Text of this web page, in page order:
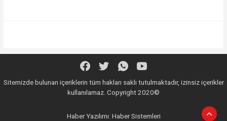
Sitemizde bulunan içeriklerin tüm hakları saklı tutulmaktadır, izinsiz içerikler
kullanılamaz. Copyright 2020©
Haber Yazılımı: Haber Sistemleri